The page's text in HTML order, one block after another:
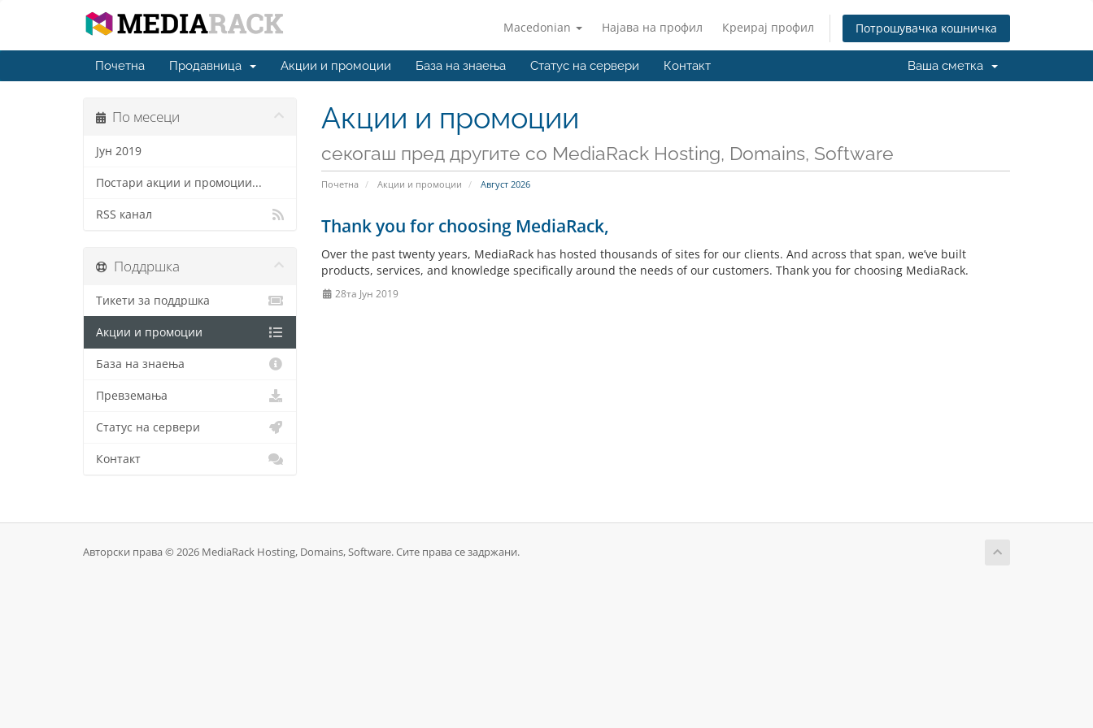
Macedonian Најава на профил Креирај профил Потрошувачка кошничка
Почетна Продавница Акции и промоции База на знаења Статус на сервери Контакт Ваша сметка
Акции и промоции
секогаш пред другите со MediaRack Hosting, Domains, Software
Почетна Акции и промоции Август 2026
По месеци
Јун 2019
Постари акции и промоции...
RSS канал Thank you for choosing MediaRack,
Over the past twenty years, MediaRack has hosted thousands of sites for our clients. And across that span, we’ve built
products, services, and knowledge specifically around the needs of our customers. Thank you for choosing MediaRack.
28та Јун 2019
Поддршка
Тикети за поддршка
Акции и промоции
База на знаења
Превземања
Статус на сервери
Контакт
Авторски права © 2026 MediaRack Hosting, Domains, Software. Сите права се задржани.